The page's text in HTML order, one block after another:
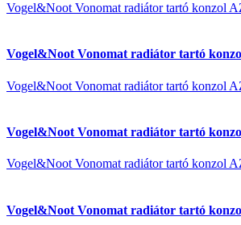
Vogel&Noot Vonomat radiátor tartó konzol
Vogel&Noot Vonomat radiátor tartó
Vogel&Noot Vonomat radiátor tartó konzol
Vogel&Noot Vonomat radiátor tartó
Vogel&Noot Vonomat radiátor tartó konzol
Vogel&Noot Vonomat radiátor tartó